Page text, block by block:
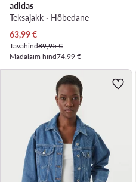
adidas
Teksajakk · Hõbedane
Praegune hind
63,99€
Tavahind89,95 €
Madalaim hind74,99 €